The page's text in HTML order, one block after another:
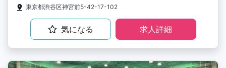
東京都渋谷区神宮前5-42-17-102
気になる 求人詳細